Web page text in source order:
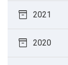
inventory_2 2021
inventory_2 2020